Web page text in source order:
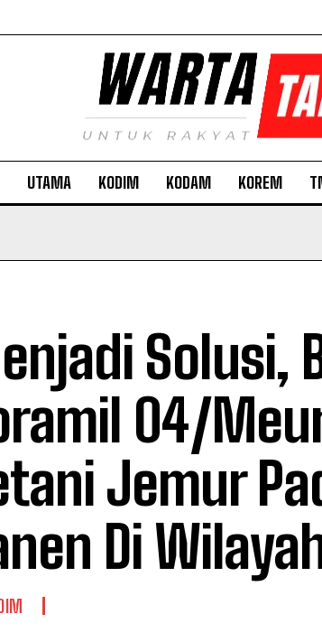
UTAMA KODIM KODAM KOREM
Solusi,
04/
Jemur
Di